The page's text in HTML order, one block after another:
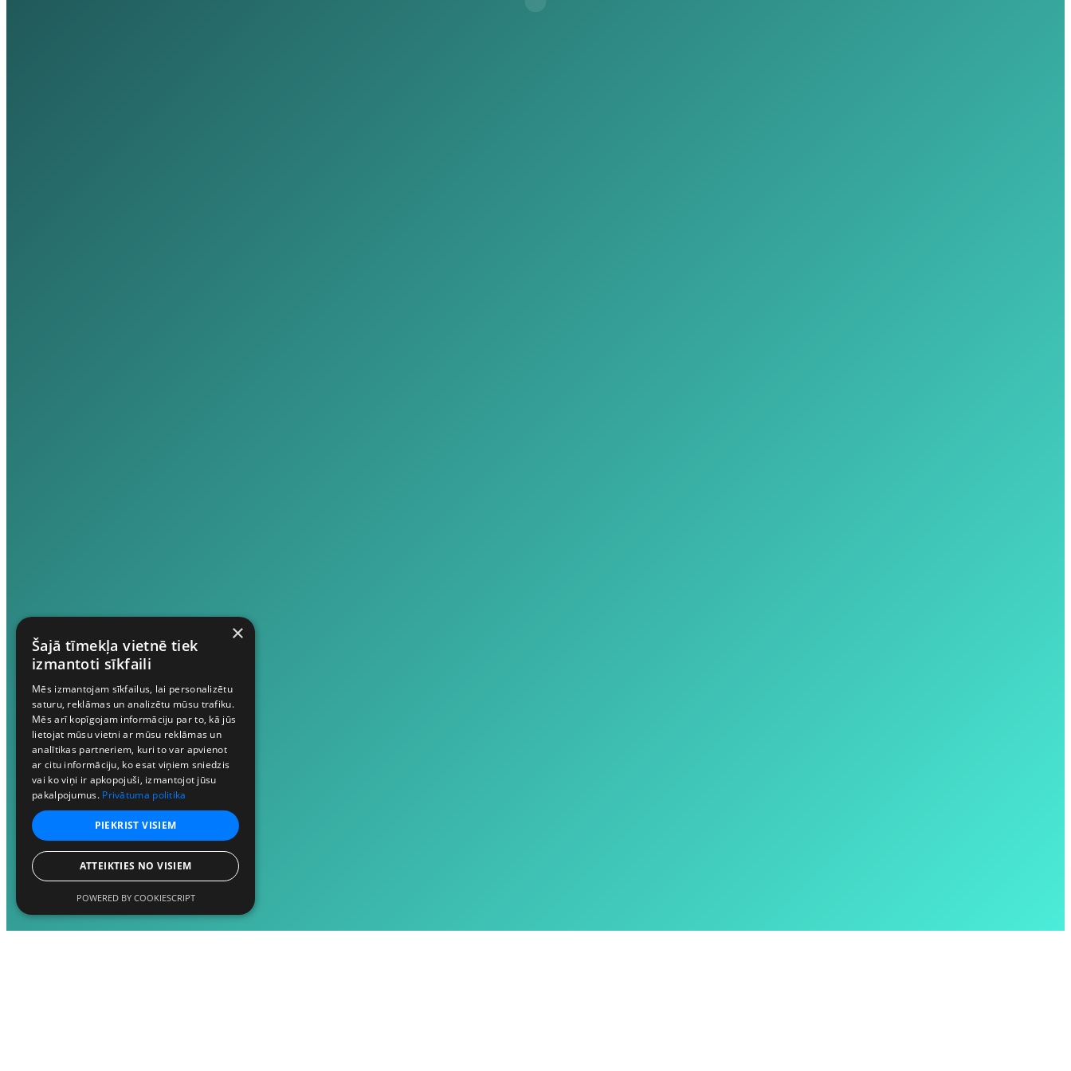
×
Šajā tīmekļa vietnē tiek
izmantoti sīkfaili
Mēs izmantojam sīkfailus, lai personalizētu
saturu, reklāmas un analizētu mūsu trafiku.
Mēs arī kopīgojam informāciju par to, kā jūs
lietojat mūsu vietni ar mūsu reklāmas un
analītikas partneriem, kuri to var apvienot
ar citu informāciju, ko esat viņiem sniedzis
vai ko viņi ir apkopojuši, izmantojot jūsu
pakalpojumus. Privātuma politika
PIEKRIST VISIEM
ATTEIKTIES NO VISIEM
POWERED BY COOKIESCRIPT